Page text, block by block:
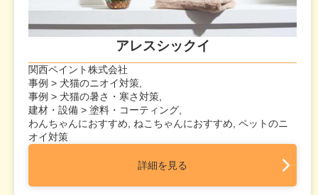
アレスシックイ
関西ペイント株式会社
事例 > 犬猫のニオイ対策,
事例 > 犬猫の暑さ・寒さ対策,
建材・設備 > 塗料・コーティング,
わんちゃんにおすすめ, ねこちゃんにおすすめ, ペットのニ
オイ対策
詳細を見る